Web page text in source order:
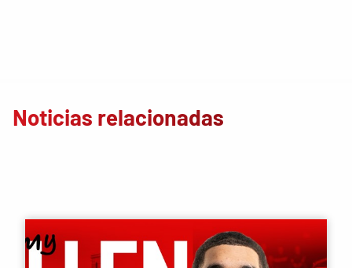
Noticias relacionadas